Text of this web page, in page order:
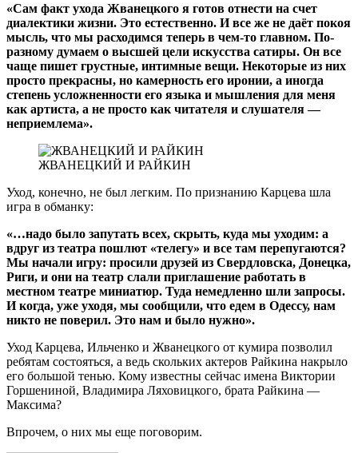
«Сам факт ухода Жванецкого я готов отнести на счет
диалектики жизни. Это естественно. И все же не даёт покоя
мысль, что мы расходимся теперь в чем-то главном. По-
разному думаем о высшей цели искусства сатиры. Он все
чаще пишет грустные, интимные вещи. Некоторые из них
просто прекрасны, но камерность его иронии, а иногда
степень усложненности его языка и мышления для меня
как артиста, а не просто как читателя и слушателя —
неприемлема».
ЖВАНЕЦКИЙ И РАЙКИН
Уход, конечно, не был легким. По признанию Карцева шла
игра в обманку:
«…надо было запутать всех, скрыть, куда мы уходим: а
вдруг из театра пошлют «телегу» и все там перепугаются?
Мы начали игру: просили друзей из Свердловска, Донецка,
Риги, и они на театр слали приглашение работать в
местном театре миниатюр. Туда немедленно шли запросы.
И когда, уже уходя, мы сообщили, что едем в Одессу, нам
никто не поверил. Это нам и было нужно».
Уход Карцева, Ильченко и Жванецкого от кумира позволил
ребятам состояться, а ведь скольких актеров Райкина накрыло
его большой тенью. Кому известны сейчас имена Виктории
Горшениной, Владимира Ляховицкого, брата Райкина —
Максима?
Впрочем, о них мы еще поговорим.